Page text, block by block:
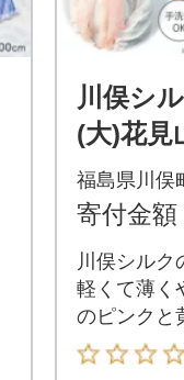
川俣シ
(大)花見
福島県川俣
寄付金額
川俣シルク
軽くて薄く
のピンクと
ストールで